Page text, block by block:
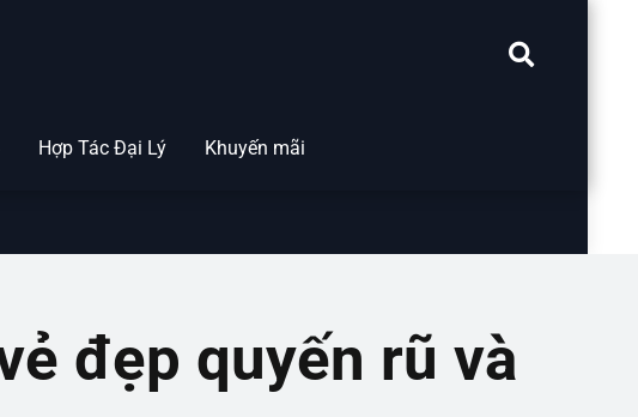
Hợp Tác Đại Lý Khuyến mãi
đẹp quyến rũ và